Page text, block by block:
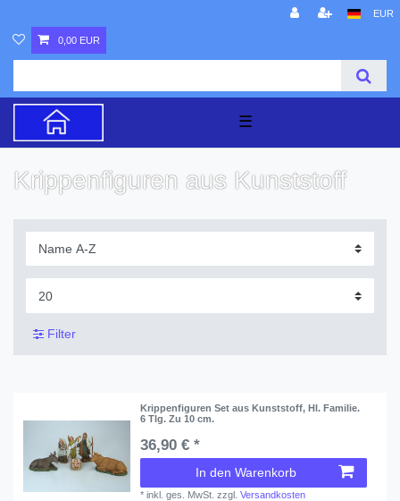
EUR
0,00 EUR
☰
Krippenfiguren aus Kunststoff
Filter
Krippenfiguren Set aus Kunststoff, Hl. Familie.
6 Tlg. Zu 10 cm.
36,90 € *
In den Warenkorb
*inkl. ges. MwSt. zzgl.Versandkosten